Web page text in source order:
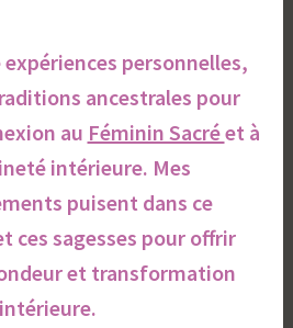
personnelles,
ancestrales pour
au Féminin Sacréet à
intérieure. Mes
puisent dans ce
ces sagesses pour offrir
et transformation
intérieure.